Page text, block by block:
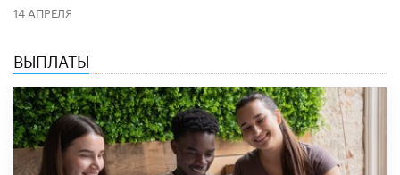
14 АПРЕЛЯ
ВЫПЛАТЫ